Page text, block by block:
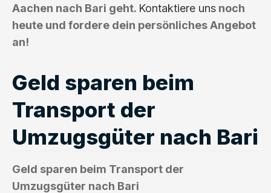
Aachen nach Bari geht. Kontaktiere uns noch
heute und fordere dein persönliches Angebot
an!
Geld sparen beim
Transport der
Umzugsgüter nach Bari
Geld sparen beim Transport der
Umzugsgüter nach Bari